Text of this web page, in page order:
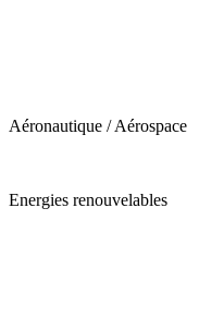
Aéronautique / Aérospace
Energies renouvelables